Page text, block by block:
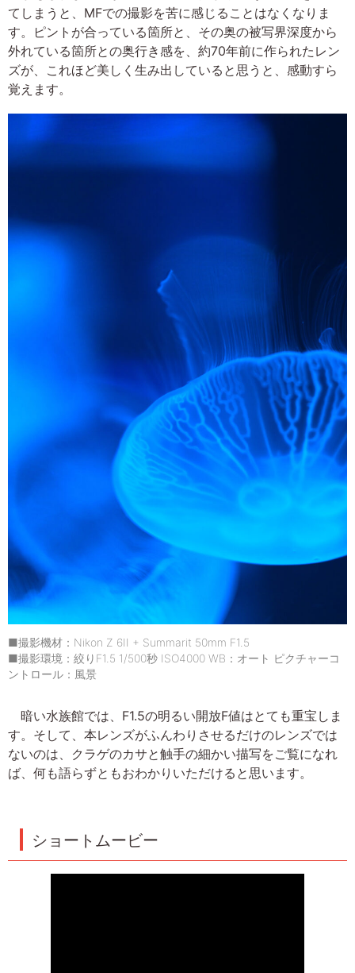
てしまうと、MFでの撮影を苦に感じることはなくなりま
す。ピントが合っている箇所と、その奥の被写界深度から
外れている箇所との奥行き感を、約70年前に作られたレン
ズが、これほど美しく生み出していると思うと、感動すら
覚えます。
■撮影機材：Nikon Z 6II + Summarit 50mm F1.5
■撮影環境：絞りF1.5 1/500秒 ISO4000 WB：オート ピクチャーコ
ントロール：風景
暗い水族館では、F1.5の明るい開放F値はとても重宝しま
す。そして、本レンズがふんわりさせるだけのレンズでは
ないのは、クラゲのカサと触手の細かい描写をご覧になれ
ば、何も語らずともおわかりいただけると思います。
ショートムービー